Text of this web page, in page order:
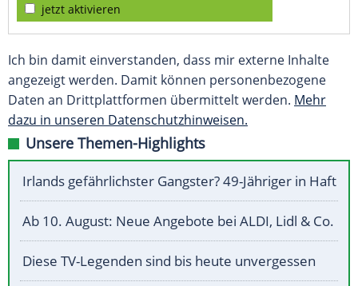
jetzt aktivieren
Ich bin damit einverstanden, dass mir externe Inhalte
angezeigt werden. Damit können personenbezogene
Daten an Drittplattformen übermittelt werden. Mehr
dazu in unseren Datenschutzhinweisen.
Unsere Themen-Highlights
Irlands gefährlichster Gangster? 49-Jähriger in Haft
Ab 10. August: Neue Angebote bei ALDI, Lidl & Co.
Diese TV-Legenden sind bis heute unvergessen